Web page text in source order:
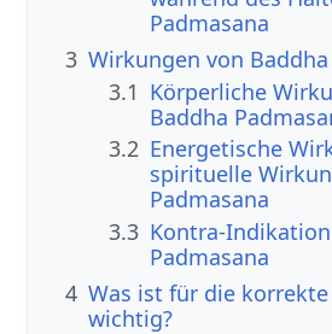
Padmasana
3 Wirkungen von
3.1 Körperliche
Baddha
3.2 Energetische
spirituelle
Padmasana
3.3 Kontra-
Padmasana
4 Was ist für die
wichtig?